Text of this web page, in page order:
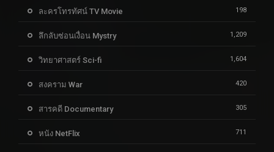
ละครโทรทัศน์ TV Movie 198
ลึกลับซ่อนเงื่อน Mystry 1,209
วิทยาศาสตร์ Sci-fi 1,604
สงคราม War 420
สารคดี Documentary 305
หนัง NetFlix 711